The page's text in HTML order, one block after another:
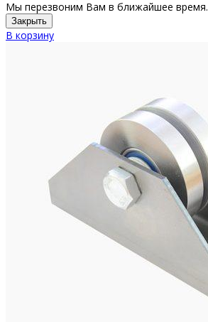
Мы перезвоним Вам в ближайшее время.
Закрыть
В корзину